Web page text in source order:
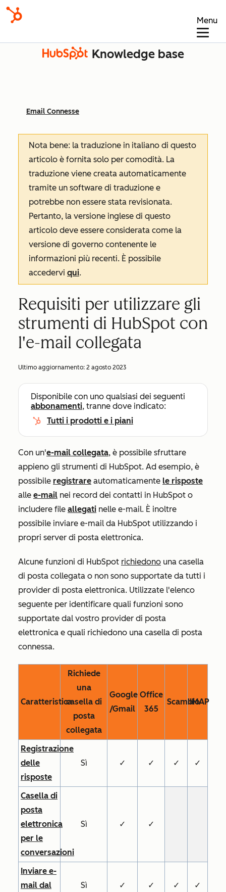
Menu
Knowledge base
Email Connesse
Nota bene: la traduzione in italiano di questo
articolo è fornita solo per comodità. La
traduzione viene creata automaticamente
tramite un software di traduzione e
potrebbe non essere stata revisionata.
Pertanto, la versione inglese di questo
articolo deve essere considerata come la
versione di governo contenente le
informazioni più recenti. È possibile
accedervi qui.
Requisiti per utilizzare gli
strumenti di HubSpot con
l'e-mail collegata
Ultimo aggiornamento: 2 agosto 2023
Disponibile con uno qualsiasi dei seguenti
abbonamenti, tranne dove indicato:
Tutti i prodotti e i piani
Con un'e-mail collegata, è possibile sfruttare
appieno gli strumenti di HubSpot. Ad esempio, è
possibile registrare automaticamente le risposte
alle e-mail nei record dei contatti in HubSpot o
includere file allegati nelle e-mail. È inoltre
possibile inviare e-mail da HubSpot utilizzando i
propri server di posta elettronica.
Alcune funzioni di HubSpot richiedono una casella
di posta collegata o non sono supportate da tutti i
provider di posta elettronica. Utilizzate l'elenco
seguente per identificare quali funzioni sono
supportate dal vostro provider di posta
elettronica e quali richiedono una casella di posta
connessa.
Caratteristica
Richiede
una
casella di
posta
collegata
Google
/Gmail
Office
365
ScambioIMAP
Registrazione
delle
risposte
Sì ✓ ✓ ✓ ✓
Casella di
posta
elettronica
per le
conversazioni
Sì ✓ ✓
Inviare e-
mail dal
Sì ✓ ✓ ✓ ✓